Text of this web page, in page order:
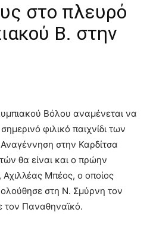
στο πλευρό
Β. στην
Βόλου αναμένεται να
φιλικό παιχνίδι των
στην Καρδίτσα
θα είναι και ο πρώην
Μπέος, ο οποίος
στη Ν. Σμύρνη τον
τον Παναθηναϊκό.